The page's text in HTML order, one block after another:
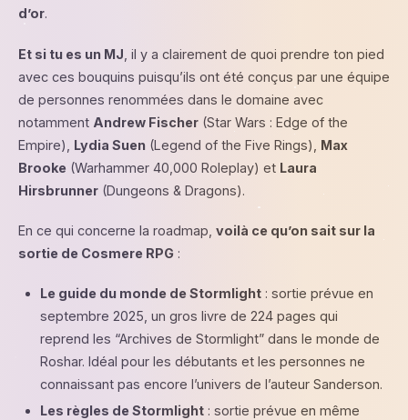
d’or.
Et si tu es un MJ , il y a clairement de quoi prendre ton pied
avec ces bouquins puisqu’ils ont été conçus par une équipe
de personnes renommées dans le domaine avec
notamment Andrew Fischer (Star Wars : Edge of the
Empire), Lydia Suen (Legend of the Five Rings), Max
Brooke (Warhammer 40,000 Roleplay) et Laura
Hirsbrunner (Dungeons & Dragons).
En ce qui concerne la roadmap, voilà ce qu’on sait sur la
sortie de Cosmere RPG :
Le guide du monde de Stormlight : sortie prévue en
septembre 2025, un gros livre de 224 pages qui
reprend les “Archives de Stormlight” dans le monde de
Roshar. Idéal pour les débutants et les personnes ne
connaissant pas encore l’univers de l’auteur Sanderson.
Les règles de Stormlight : sortie prévue en même